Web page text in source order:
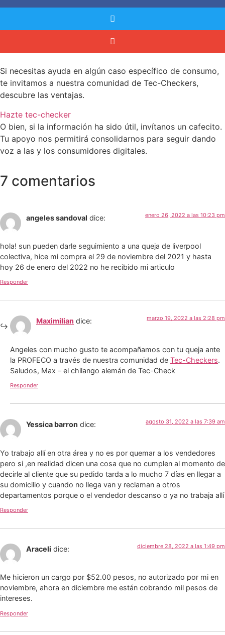
Si necesitas ayuda en algún caso específico de consumo,
te invitamos a nuestra comunidad de Tec-Checkers,
descubre las ventajas.
Hazte tec-checker
O bien, si la información ha sido útil, invítanos un cafecito.
Tu apoyo nos permitirá consolidarnos para seguir dando
voz a las y los consumidores digitales.
7 comentarios
angeles sandoval dice: enero 26, 2022 a las 10:23 pm
hola! sun pueden darle seguimiento a una queja de liverpool
colectiva, hice mi compra el 29 de noviembre del 2021 y hasta
hoy 26 de enero del 2022 no he recibido mi articulo
Responder
Maximilian dice: marzo 19, 2022 a las 2:28 pm
Angeles con mucho gusto te acompañamos con tu queja ante
la PROFECO a través de nuestra comunidad de Tec-Checkers.
Saludos, Max – el chilango alemán de Tec-Check
Responder
Yessica barron dice: agosto 31, 2022 a las 7:39 am
Yo trabajo allí en otra área y no es por quemar a los vendedores
pero si ,en realidad dicen una cosa que no cumplen al momento de
decirle al cliente que su pedido tarda a lo mucho 7 días en llegar a
su domicilio y cuando no llega van y reclaman a otros
departamentos porque o el vendedor descanso o ya no trabaja allí
Responder
Araceli dice: diciembre 28, 2022 a las 1:49 pm
Me hicieron un cargo por $52.00 pesos, no autorizado por mi en
noviembre, ahora en diciembre me están cobrando mil pesos de
intereses.
Responder